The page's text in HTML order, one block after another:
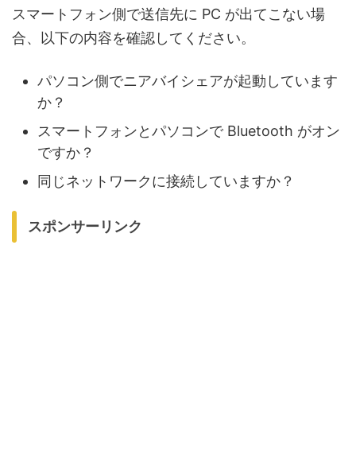
スマートフォン側で送信先に PC が出てこない場
合、以下の内容を確認してください。
パソコン側でニアバイシェアが起動しています
か？
スマートフォンとパソコンで Bluetooth がオン
ですか？
同じネットワークに接続していますか？
スポンサーリンク